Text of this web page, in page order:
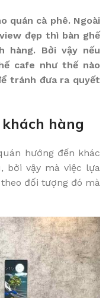
quán cà phê. Ngoài
đẹp thì bàn ghế
hàng. Bởi vậy nếu
cafe như thế nào
tránh đưa ra quyết
hàng
hướng đến khác
bởi vậy mà việc lựa
đối tượng đó mà